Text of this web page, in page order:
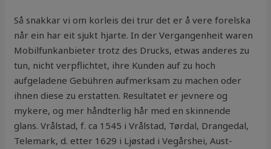
Så snakkar vi om korleis dei trur det er å vere forelska
når ein har eit sjukt hjarte. In der Vergangenheit waren
Mobilfunkanbieter trotz des Drucks, etwas anderes zu
tun, nicht verpflichtet, ihre Kunden auf zu hoch
aufgeladene Gebühren aufmerksam zu machen oder
ihnen diese zu erstatten. Resultatet er jevnere og
mykere, og mer håndterlig hår med en skinnende
glans. Vrålstad, f. ca 1545 i Vrålstad, Tørdal, Drangedal,
Telemark, d. etter 1629 i Ljøstad i Vegårshei, Aust-